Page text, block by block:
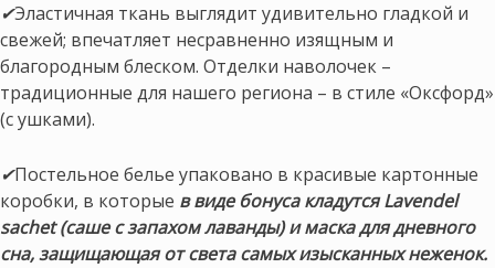
✔Эластичная ткань выглядит удивительно гладкой и
свежей; впечатляет несравненно изящным и
благородным блеском. Отделки наволочек –
традиционные для нашего региона – в стиле «Оксфорд»
(с ушками).
✔Постельное белье упаковано в красивые картонные
коробки, в которые в виде бонуса кладутся Lavendel
sachet (саше с запахом лаванды) и маска для дневного
сна, защищающая от света самых изысканных неженок.